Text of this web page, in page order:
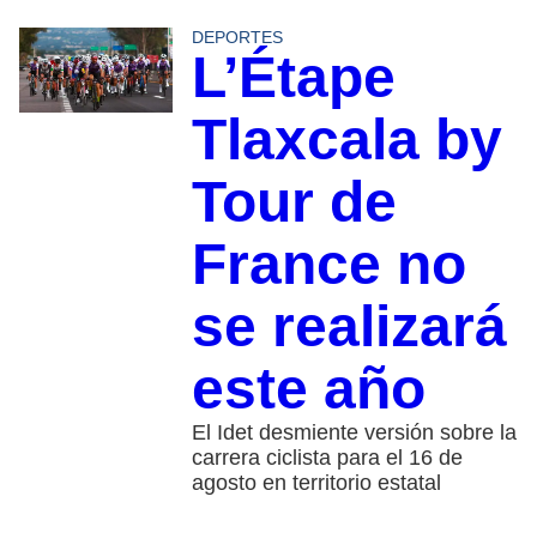
DEPORTES
L’Étape
Tlaxcala by
Tour de
France no
se realizará
este año
El Idet desmiente versión sobre la
carrera ciclista para el 16 de
agosto en territorio estatal